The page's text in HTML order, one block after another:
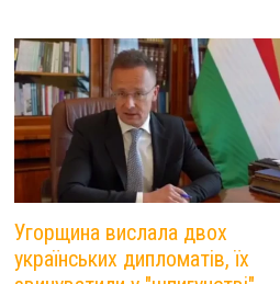
Угорщина вислала двох
українських дипломатів, їх